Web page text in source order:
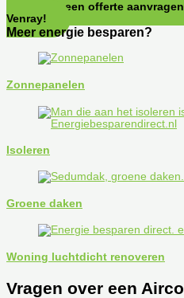
Direct een offerte
Venray!
Meer energie besparen?
Zonnepanelen
Isoleren
Groene daken
Woning luchtdicht renoveren
Vragen over een